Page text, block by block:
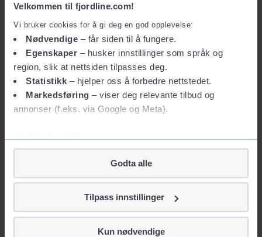
Velkommen til fjordline.com!
Vi bruker cookies for å gi deg en god opplevelse:
Nødvendige – får siden til å fungere.
Egenskaper – husker innstillinger som språk og
region, slik at nettsiden tilpasses deg.
Statistikk – hjelper oss å forbedre nettstedet.
Markedsføring – viser deg relevante tilbud og
annonser (f.eks. via Google og Meta).
Vil du vite mer?
Om informasjonskapsler
Googles retningslinjer for personvern
Vi tar ditt personvern på alvor
identifiserer deg, som navn eller telefonnummer.
Godta alle
Tilpass innstillinger
Kun nødvendige